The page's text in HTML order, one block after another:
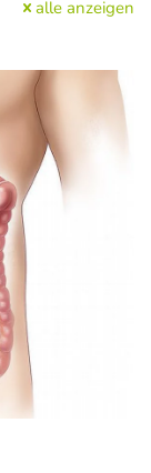
alle anzeigen